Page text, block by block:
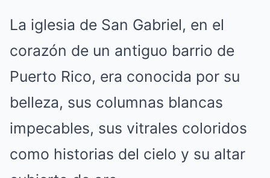
La iglesia de San Gabriel, en el
corazón de un antiguo barrio de
Puerto Rico, era conocida por su
belleza, sus columnas blancas
impecables, sus vitrales coloridos
como historias del cielo y su altar